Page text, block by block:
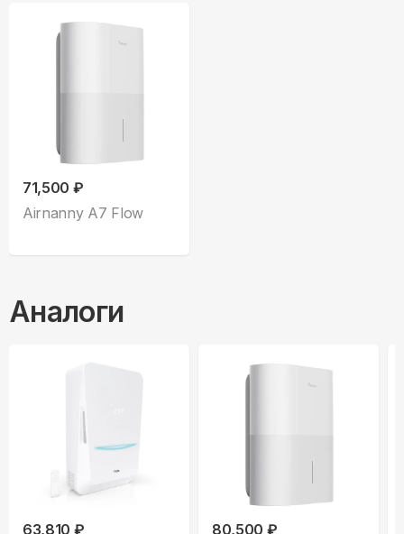
71,500 ₽
Airnanny A7 Flow
Аналоги
63,810 ₽ 80,500 ₽